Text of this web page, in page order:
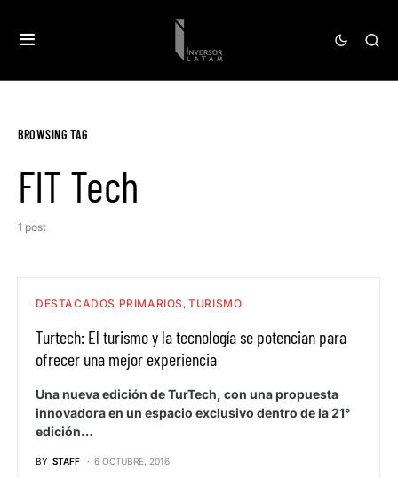
BROWSING TAG
FIT Tech
1 post
DESTACADOS PRIMARIOS TURISMO
Turtech: El turismo y la tecnología se potencian para
ofrecer una mejor experiencia
Una nueva edición de TurTech, con una propuesta
innovadora en un espacio exclusivo dentro de la 21°
edición…
BY STAFF 6 OCTUBRE, 2016